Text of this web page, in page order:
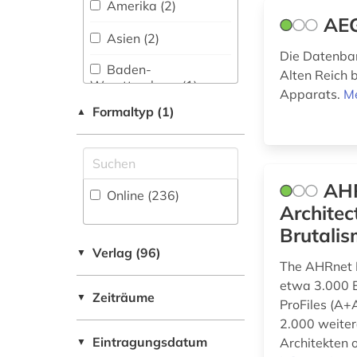
Militärwissenschaft
(2)
Musikwissenschaft
Natur- und
Pädagogik (31)
Philosophie (36)
Politologie (42)
Psychologie (37)
Rechtswissenschaft
(50)
(1)
arbeitsschutz (2)
arbeitszeiterfassung
architekt (6)
architektin (2)
architektur (113)
(4)
(1)
Amerika (2)
Asien (2)
Baden-
Wuerttemberg (1)
Baltikum (1)
Bayern (3)
Berlin (1)
Daenemark (4)
▲ Formaltyp (1)
Online (236)
▼ Verlag (96)
▼ Zeiträume
▼ Eintragungsdatum
Die
Alten Reich
Apparats.
The
etwa 3.000
ProFiles
2.000
Architekten